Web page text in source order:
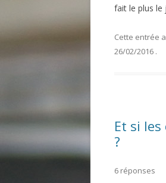
fait le plus le
Cette entrée
26/02/2016 .
Et si
?
6 réponses